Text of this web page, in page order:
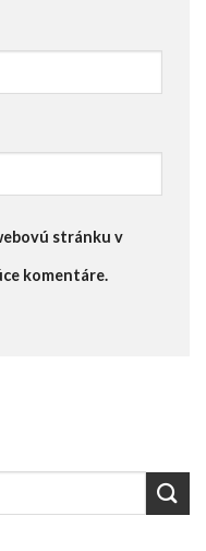
stránku v
komentáre.